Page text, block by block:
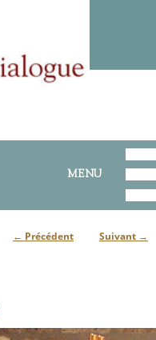
MENU
← Précédent Suivant →